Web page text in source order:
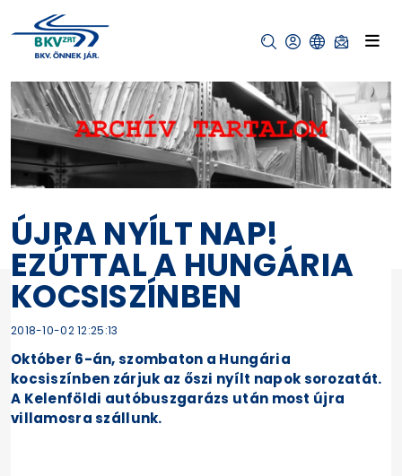
ÚJRA NYÍLT NAP!
EZÚTTAL A HUNGÁRIA
KOCSISZÍNBEN
2018-10-02 12:25:13
Október 6-án, szombaton a Hungária
kocsiszínben zárjuk az őszi nyílt napok sorozatát.
A Kelenföldi autóbuszgarázs után most újra
villamosra szállunk.